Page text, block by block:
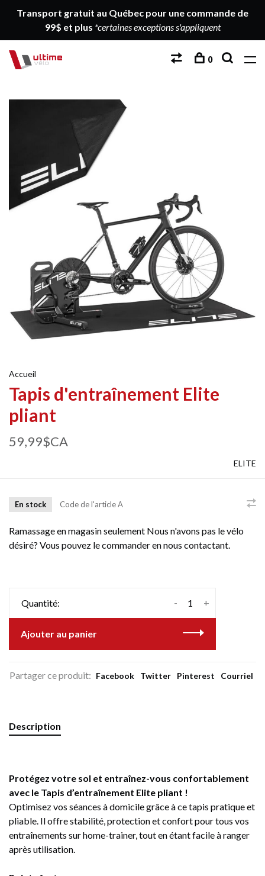
Transport gratuit au Québec pour une commande de
99$ et plus *certaines exceptions s'appliquent
0
Accueil
Tapis d'entraînement Elite
pliant
59,99$CA
ELITE
En stock Code de l'articleA
Ramassage en magasin seulement Nous n'avons pas le vélo
désiré? Vous pouvez le commander en nous contactant.
Quantité: +
-
Ajouter au panier
Partager ce produit: Facebook Twitter Pinterest Courriel
Description
Protégez votre sol et entraînez-vous confortablement
avec le Tapis d’entraînement Elite pliant !
Optimisez vos séances à domicile grâce à ce tapis pratique et
pliable. Il offre stabilité, protection et confort pour tous vos
entraînements sur home-trainer, tout en étant facile à ranger
après utilisation.